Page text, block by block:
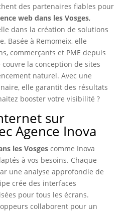
des partenaires fiables pour
web dans les Vosges,
dans la création de solutions
Basée à Remomeix, elle
commerçants et PME depuis
couvre la conception de sites
naturel. Avec une
elle garantit des résultats
booster votre visibilité ?
sur
Agence Inova
les Vosgescomme Inova
à vos besoins. Chaque
une analyse approfondie de
crée des interfaces
pour tous les écrans.
collaborent pour un